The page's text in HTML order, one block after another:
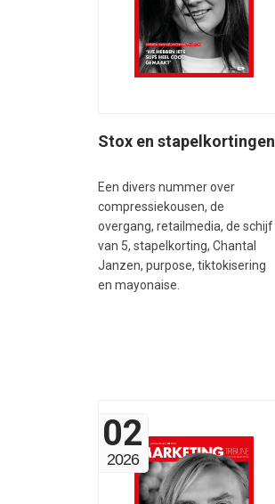
Stox en stapelkortingen
Een divers nummer over
compressiekousen, de
overgang, retailmedia, de schijf
van 5, stapelkorting, Chantal
Janzen, purpose, tiktokisering
en mayonaise.
02
2026